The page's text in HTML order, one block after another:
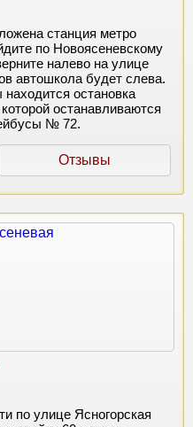
станция метро
по Новоясеневскому
налево на улице
автошкола будет слева.
остановка
останавливаются
№ 72.
Отзывы
по улице Ясногорская